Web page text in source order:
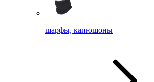
шарфы, капюшоны